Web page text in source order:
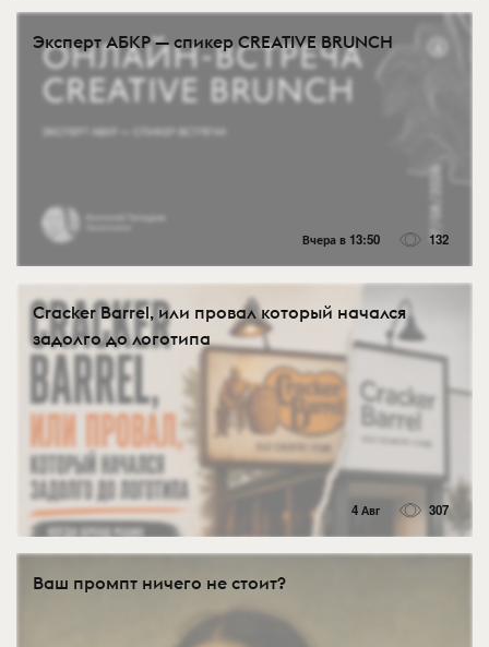
Эксперт АБКР — спикер CREATIVE BRUNCH
Вчера в 13:50 132
Cracker Barrel, или провал который начался
задолго до логотипа
4 Авг 307
Ваш промпт ничего не стоит?